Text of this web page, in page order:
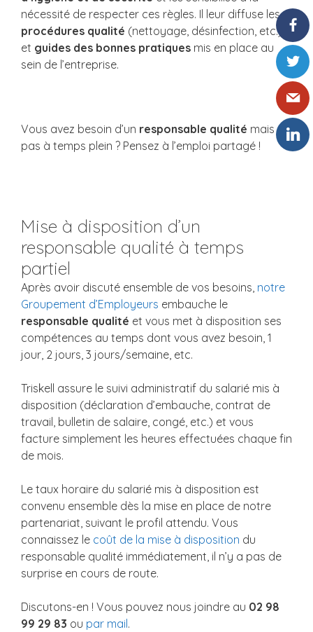
nécessité de respecter ces règles. Il leur diffuse les
procédures qualité (nettoyage, désinfection, etc.)
et guides des bonnes pratiques mis en place au
sein de l’entreprise.
Vous avez besoin d’un responsable qualité mais
pas à temps plein ? Pensez à l’emploi partagé !
Mise à disposition d’un
responsable qualité à temps
partiel
Après avoir discuté ensemble de vos besoins, notre
Groupement d’Employeurs embauche le
responsable qualité et vous met à disposition ses
compétences au temps dont vous avez besoin, 1
jour, 2 jours, 3 jours/semaine, etc.
Triskell assure le suivi administratif du salarié mis à
disposition (déclaration d’embauche, contrat de
travail, bulletin de salaire, congé, etc.) et vous
facture simplement les heures effectuées chaque fin
de mois.
Le taux horaire du salarié mis à disposition est
convenu ensemble dès la mise en place de notre
partenariat, suivant le profil attendu. Vous
connaissez le coût de la mise à disposition du
responsable qualité immédiatement, il n’y a pas de
surprise en cours de route.
Discutons-en ! Vous pouvez nous joindre au 02 98
99 29 83 ou par mail.